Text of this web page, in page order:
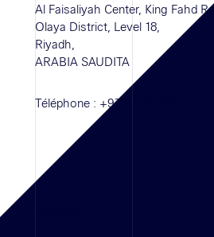
Al Faisaliyah Center, King Fahd Rd,
Olaya District, Level 18,
Riyadh,
ARABIA SAUDITA
Téléphone : +971 4 587 6626